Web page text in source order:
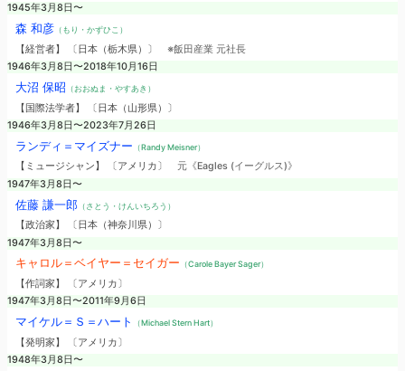
1945年3月8日〜
森 和彦（もり・かずひこ）
【経営者】 〔日本（栃木県）〕 ※飯田産業 元社長
1946年3月8日〜2018年10月16日
大沼 保昭 （おおぬま・やすあき）
【国際法学者】 〔日本（山形県）〕
1946年3月8日〜2023年7月26日
ランディ＝マイズナー （Randy Meisner）
【ミュージシャン】 〔アメリカ〕 元《Eagles (イーグルス)》
1947年3月8日〜
佐藤 謙一郎（さとう・けんいちろう）
【政治家】 〔日本（神奈川県）〕
1947年3月8日〜
キャロル＝ベイヤー＝セイガー （Carole Bayer Sager）
【作詞家】 〔アメリカ〕
1947年3月8日〜2011年9月6日
マイケル＝Ｓ＝ハート （Michael Stern Hart）
【発明家】 〔アメリカ〕
1948年3月8日〜